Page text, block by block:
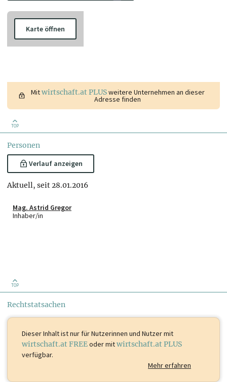
Karte öffnen
Mitwirtschaft.at PLUSweitere Unternehmen an dieser
Adresse finden
TOP
Personen
Verlauf anzeigen
Aktuell, seit 28.01.2016
Mag. Astrid Gregor
Inhaber/in
TOP
Rechtstatsachen
Dieser Inhalt istnur für Nutzerinnen und Nutzer mit
wirtschaft.at FREEoder mitwirtschaft.at PLUS
verfügbar.
Mehr erfahren